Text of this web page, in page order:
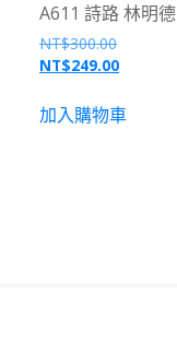
A611 詩路 林明德
NT$300.00
NT$249.00
加入購物車